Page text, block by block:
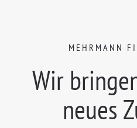
MEHRMANN
Wir
neues